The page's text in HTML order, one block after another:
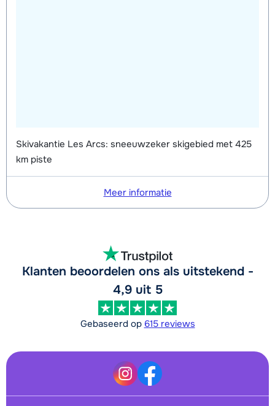
Skivakantie Les Arcs: sneeuwzeker skigebied met 425
km piste
Meer informatie
Klanten beoordelen ons als uitstekend -
4,9 uit 5
Gebaseerd op 615 reviews